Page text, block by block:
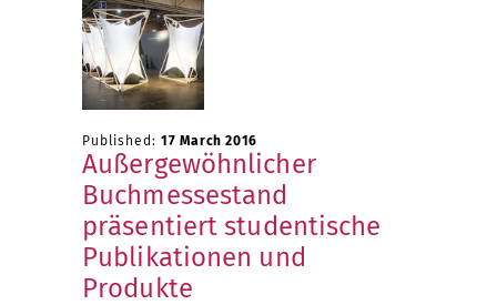
Published: 17 March 2016
Außergewöhnlicher
Buchmessestand
präsentiert studentische
Publikationen und
Produkte